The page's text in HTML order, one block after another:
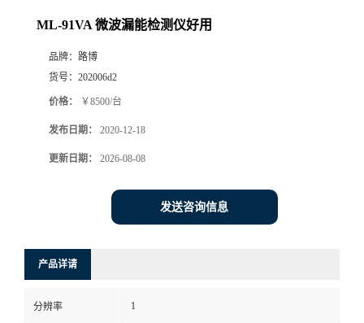
厅
系
ML-91VA 微波漏能检测仪好用
品牌： 路博
货号： 202006d2
价格： ￥8500/台
发布日期： 2020-12-18
更新日期： 2026-08-08
发送咨询信息
产品详请
分辨率 1